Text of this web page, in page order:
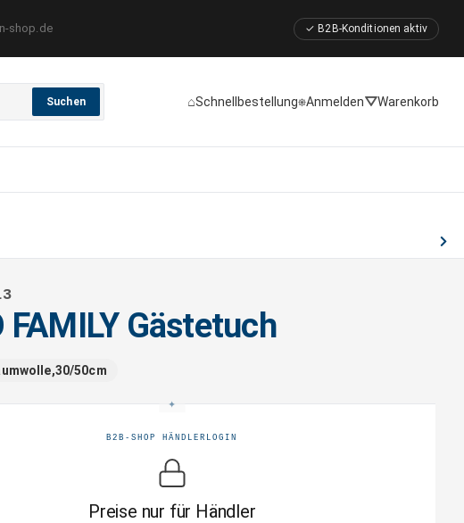
shop.de ✓ B2B-Konditionen aktiv
Suchen ⌂Schnellbestellung⎈Anmelden⛛Warenkorb
FAMILY Gästetuch
50cm
B2B-SHOP HÄNDLERLOGIN
Preise nur für Händler